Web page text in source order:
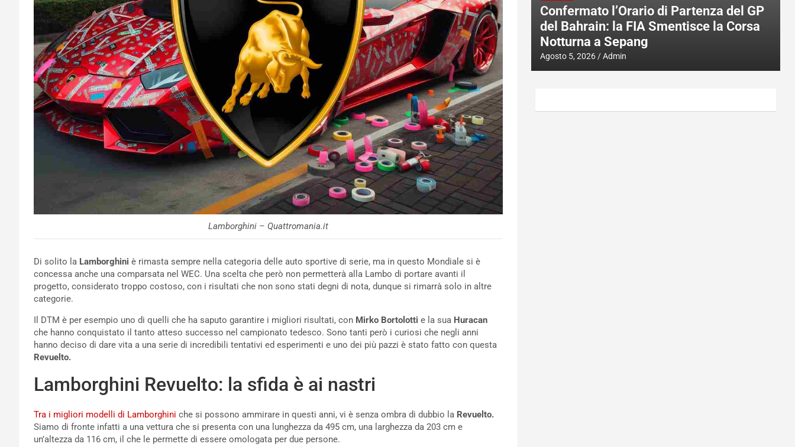
Lamborghini – Quattromania.it
Di solito la Lamborghini è rimasta sempre nella categoria delle auto sportive di serie, ma in questo Mondiale si è
concessa anche una comparsata nel WEC. Una scelta che però non permetterà alla Lambo di portare avanti il
progetto, considerato troppo costoso, con i risultati che non sono stati degni di nota, dunque si rimarrà solo in altre
categorie.
Il DTM è per esempio uno di quelli che ha saputo garantire i migliori risultati, con Mirko Bortolotti e la sua Huracan
che hanno conquistato il tanto atteso successo nel campionato tedesco. Sono tanti però i curiosi che negli anni
hanno deciso di dare vita a una serie di incredibili tentativi ed esperimenti e uno dei più pazzi è stato fatto con questa
Revuelto.
Lamborghini Revuelto: la sfida è ai nastri
Tra i migliori modelli di Lamborghini che si possono ammirare in questi anni, vi è senza ombra di dubbio la Revuelto.
Siamo di fronte infatti a una vettura che si presenta con una lunghezza da 495 cm, una larghezza da 203 cm e
un’altezza da 116 cm, il che le permette di essere omologata per due persone.
Confermato l’Orario di Partenza del GP
del Bahrain: la FIA Smentisce la Corsa
Notturna a Sepang
Agosto 5, 2026 Admin